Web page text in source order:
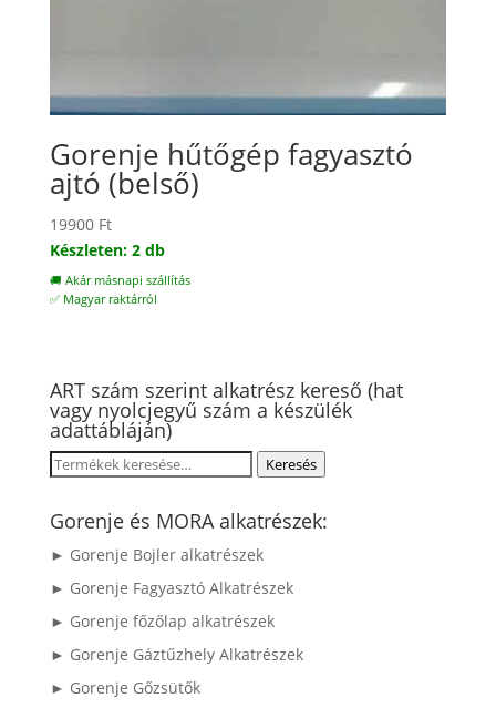
Gorenje hűtőgép fagyasztó
ajtó (belső)
19900 Ft
Készleten: 2 db
🚚 Akár másnapi szállítás
✅ Magyar raktárról
ART szám szerint alkatrész kereső (hat
vagy nyolcjegyű szám a készülék
adattábláján)
Keresés
következőre:
Keresés
Gorenje és MORA alkatrészek:
► Gorenje Bojler alkatrészek
► Gorenje Fagyasztó Alkatrészek
► Gorenje főzőlap alkatrészek
► Gorenje Gáztűzhely Alkatrészek
► Gorenje Gőzsütők